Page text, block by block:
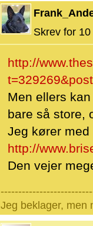
Skrev for
http://
Men ellers
bare så store,
Jeg kører med
http://
Den vejer
Jeg beklager, men